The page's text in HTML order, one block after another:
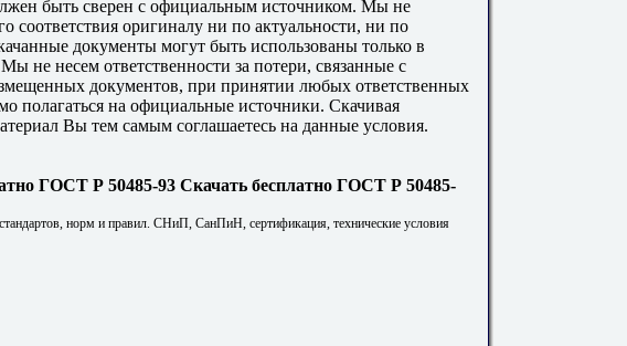
быть сверен с официальным источником. Мы не
соответствия оригиналу ни по актуальности, ни по
документы могут быть использованы только в
не несем ответственности за потери, связанные с
документов, при принятии любых ответственных
полагаться на официальные источники. Скачивая
Вы тем самым соглашаетесь на данные условия.
Скачать бесплатно ГОСТ Р 50485-
норм и правил. СНиП, СанПиН, сертификация, технические условия